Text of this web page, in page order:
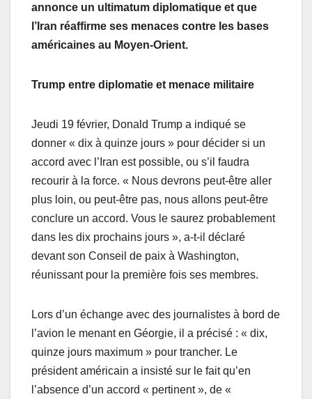
annonce un ultimatum diplomatique et que
l’Iran réaffirme ses menaces contre les bases
américaines au Moyen-Orient.
Trump entre diplomatie et menace militaire
Jeudi 19 février, Donald Trump a indiqué se
donner « dix à quinze jours » pour décider si un
accord avec l’Iran est possible, ou s’il faudra
recourir à la force. « Nous devrons peut-être aller
plus loin, ou peut-être pas, nous allons peut-être
conclure un accord. Vous le saurez probablement
dans les dix prochains jours », a-t-il déclaré
devant son Conseil de paix à Washington,
réunissant pour la première fois ses membres.
Lors d’un échange avec des journalistes à bord de
l’avion le menant en Géorgie, il a précisé : « dix,
quinze jours maximum » pour trancher. Le
président américain a insisté sur le fait qu’en
l’absence d’un accord « pertinent », de «